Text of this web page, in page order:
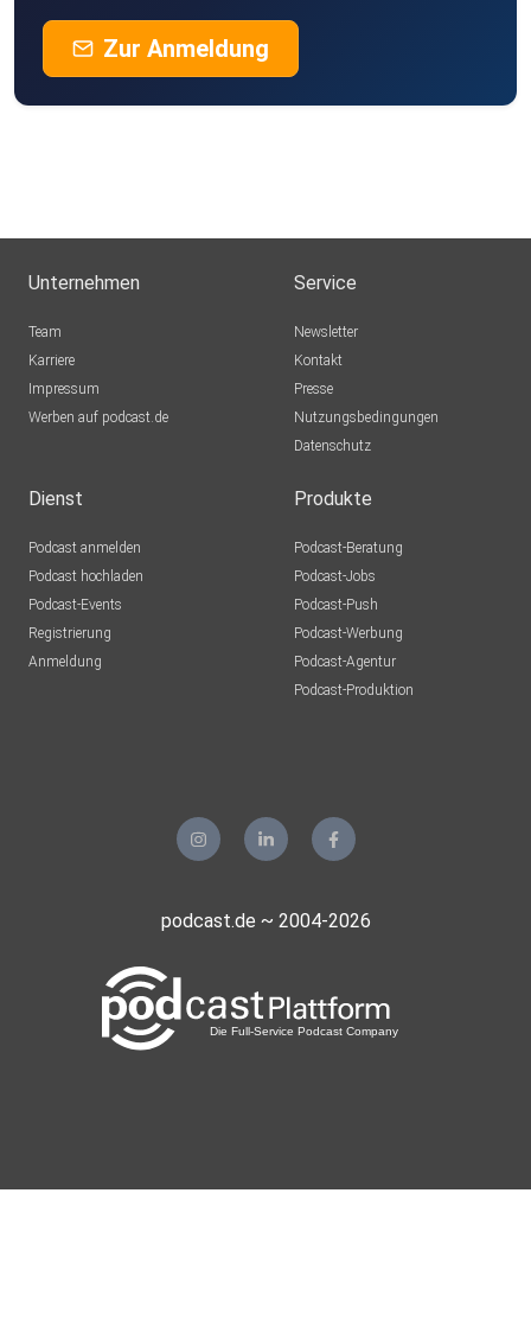
Ruhreulefranz
Fröndenberg/Ruhr
Krusolph
HaDo
Heidelberg
ckxnq6wi
AlexQlee
Hamburg
Schleumel
Phineas
Zur Anmeldung
Unternehmen
Team
Karriere
Impressum
Werben auf podcast.de
Service
Newsletter
Kontakt
Presse
Nutzungsbedingungen
Datenschutz
Dienst
Podcast anmelden
Podcast hochladen
Podcast-Events
Registrierung
Anmeldung
Produkte
Podcast-Beratung
Podcast-Jobs
Podcast-Push
Podcast-Werbung
Podcast-Agentur
Podcast-Produktion
podcast.de ~ 2004-2026